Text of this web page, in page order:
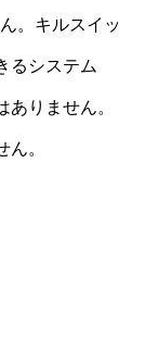
。キルスイッ
るシステム
りません。
。